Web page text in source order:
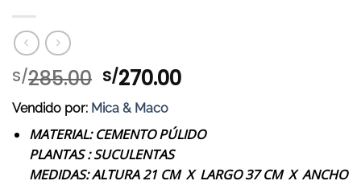
S/285.00 El
precio
original
era:
S/285.00.
S/270.00El
es:
Vendido por: Mica & Maco
MATERIAL: CEMENTO PÚLIDO
PLANTAS : SUCULENTAS
MEDIDAS: ALTURA 21 CM X LARGO 37 CM X ANCHO